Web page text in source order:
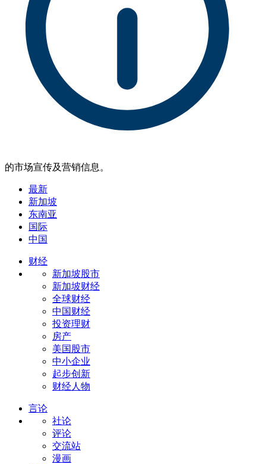
的市场宣传及营销信息。
最新
新加坡
东南亚
国际
中国
财经
新加坡股市
新加坡财经
全球财经
中国财经
投资理财
房产
美国股市
中小企业
起步创新
财经人物
言论
社论
评论
交流站
漫画